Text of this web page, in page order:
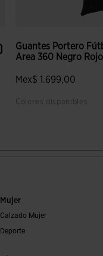
Guantes Portero
Area 360 Negro Rojo
Mex$ 1.699,00
Colores disponibles
5 sobre 5 de
Mujer
Calzado Mujer
Deporte